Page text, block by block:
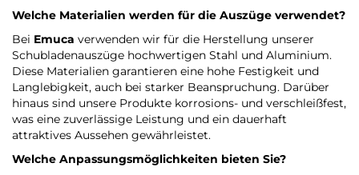
Welche Materialien werden für die Auszüge verwendet?
Bei Emuca verwenden wir für die Herstellung unserer
Schubladenauszüge hochwertigen Stahl und Aluminium.
Diese Materialien garantieren eine hohe Festigkeit und
Langlebigkeit, auch bei starker Beanspruchung. Darüber
hinaus sind unsere Produkte korrosions- und verschleißfest,
was eine zuverlässige Leistung und ein dauerhaft
attraktives Aussehen gewährleistet.
Welche Anpassungsmöglichkeiten bieten Sie?